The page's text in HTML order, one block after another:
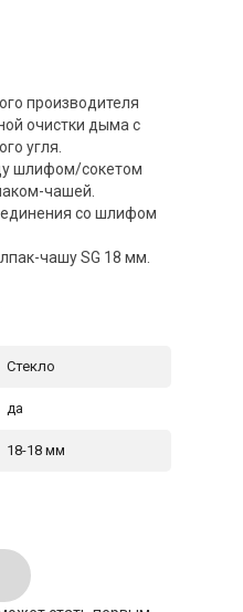
производителя
очистки дыма с
угля.
шлифом/сокетом
чашей.
со шлифом
чашу SG 18 мм.
Стекло
да
18-18 мм